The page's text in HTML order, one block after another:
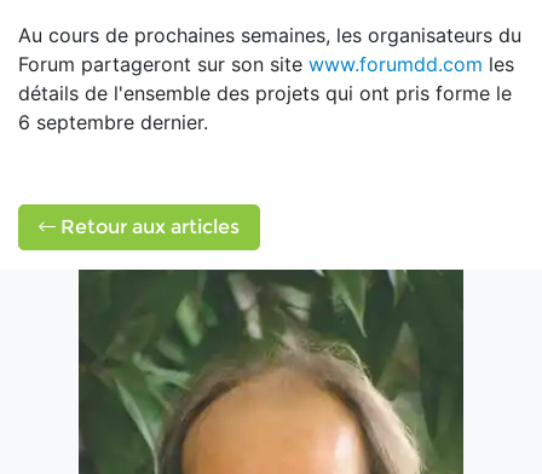
Au cours de prochaines semaines, les organisateurs du
Forum partageront sur son site www.forumdd.com les
détails de l'ensemble des projets qui ont pris forme le
6 septembre dernier.
Retour aux articles